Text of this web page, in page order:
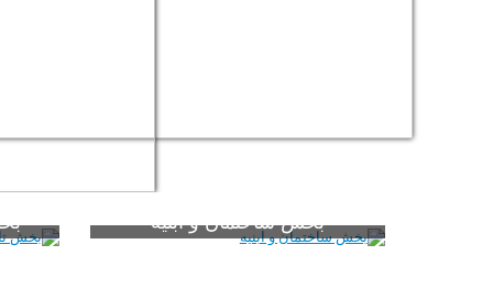
بخش ساختمان و ابنیه